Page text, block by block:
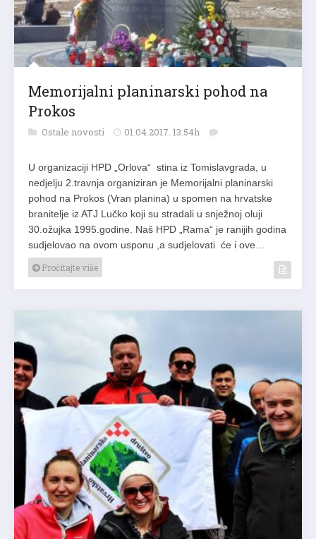
Memorijalni planinarski pohod na
Prokos
Ostale novosti 01.04.2017. 13:54h
U organizaciji HPD „Orlova“ stina iz Tomislavgrada, u
nedjelju 2.travnja organiziran je Memorijalni planinarski
pohod na Prokos (Vran planina) u spomen na hrvatske
branitelje iz ATJ Lučko koji su stradali u snježnoj oluji
30.ožujka 1995.godine. Naš HPD „Rama“ je ranijih godina
sudjelovao na ovom usponu ,a sudjelovati će i ove…
Pročitajte više